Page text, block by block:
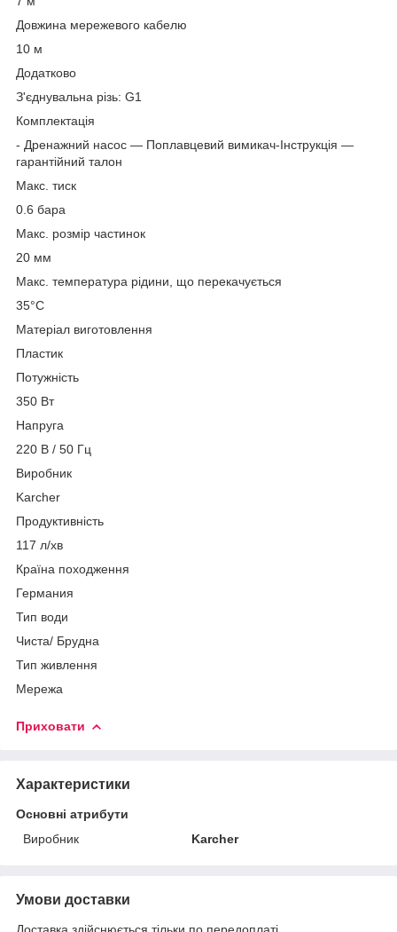
Довжина мережевого кабелю
10 м
Додатково
З'єднувальна різь: G1
Комплектація
- Дренажний насос — Поплавцевий вимикач-Інструкція —
гарантійний талон
Макс. тиск
0.6 бара
Макс. розмір частинок
20 мм
Макс. температура рідини, що перекачується
35°C
Матеріал виготовлення
Пластик
Потужність
350 Вт
Напруга
220 В / 50 Гц
Виробник
Karcher
Продуктивність
117 л/хв
Країна походження
Германия
Тип води
Чиста/ Брудна
Тип живлення
Мережа
Приховати
Характеристики
Основні атрибути
Виробник
Karcher
Умови доставки
Доставка здійснюється тільки по передоплаті.